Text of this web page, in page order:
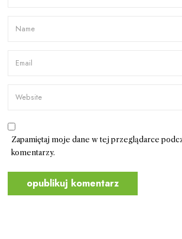
Zapamiętaj moje dane w tej przeglądarce
komentarzy.